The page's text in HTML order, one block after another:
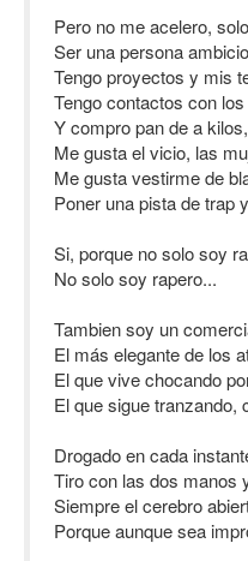
Pero no me acelero,
Ser una persona
Tengo proyectos y mis
Tengo contactos con
Y compro pan de a
Me gusta el vicio, las
Me gusta vestirme de
Poner una pista de trap
Si, porque no solo soy
No solo soy rapero...
Tambien soy un
El más elegante de los
El que vive chocando
El que sigue tranzando,
Drogado en cada
Tiro con las dos manos
Siempre el cerebro
Porque aunque sea